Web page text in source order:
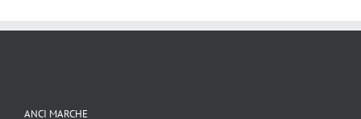
ANCI MARCHE